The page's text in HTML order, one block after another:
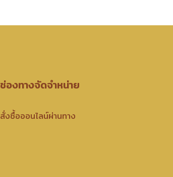
ช่องทางจัดจำหน่าย
สั่งซื้อออนไลน์ผ่านทาง